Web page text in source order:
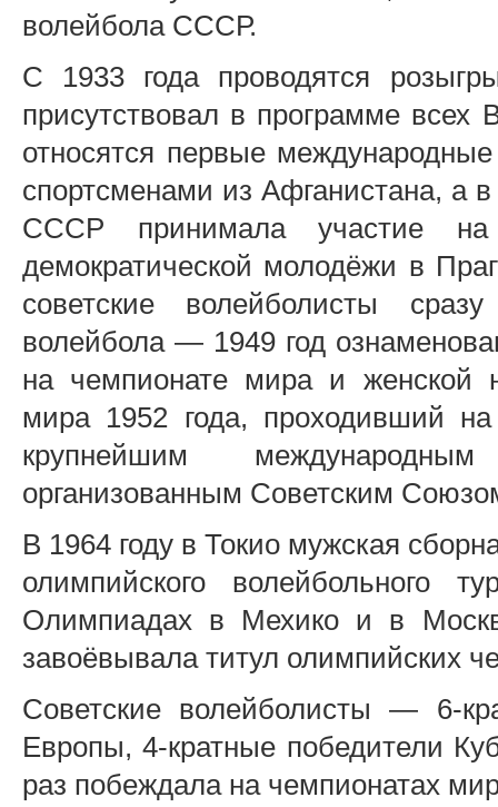
волейбола СССР.
С 1933 года проводятся
присутствовал в программе всех
относятся первые
спортсменами из Афганистана, а
СССР принимала участие
демократической молодёжи в
советские волейболисты
волейбола — 1949 год
на чемпионате мира и женской
мира 1952 года, проходивший
крупнейшим
организованным Советским
В 1964 году в Токио мужская
олимпийского волейбольного
Олимпиадах в Мехико и в
завоёвывала титул олимпийских
Советские волейболисты — 6-
Европы, 4-кратные победители
раз побеждала на чемпионатах